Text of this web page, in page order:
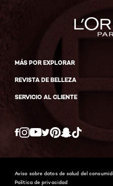
MÁS POR EXPLORAR
REVISTA DE BELLEZA
SERVICIO AL CLIENTE
Twitter
Aviso sobre datos de salud del
Política de privacidad